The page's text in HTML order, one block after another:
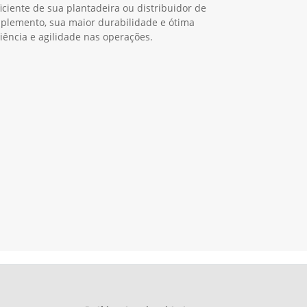
de sua plantadeira ou distribuidor de
sua maior durabilidade e ótima
e agilidade nas operações.